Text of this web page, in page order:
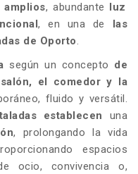
amplios, abundante
luz
, en una de
las
de Oporto.
según un concepto de
el comedor y la
fluido y versátil.
establecen una
, prolongando la vida
espacios
ocio, convivencia o,